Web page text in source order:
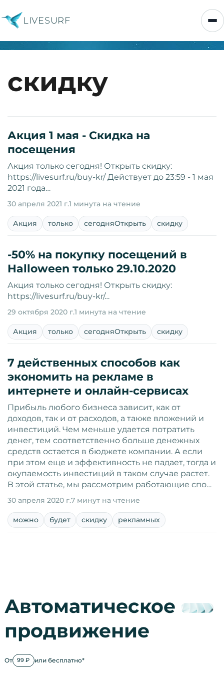
LIVESURF
скидку
Акция 1 мая - Скидка на
посещения
Акция только сегодня! Открыть скидку:
https://livesurf.ru/buy-kr/ Действует до 23:59 - 1 мая
2021 года…
30 апреля 2021 г.1 минута на чтение
Акция только сегодняОткрыть скидку
-50% на покупку посещений в
Halloween только 29.10.2020
Акция только сегодня! Открыть скидку:
https://livesurf.ru/buy-kr/…
29 октября 2020 г.1 минута на чтение
Акция только сегодняОткрыть скидку
7 действенных способов как
экономить на рекламе в
интернете и онлайн-сервисах
Прибыль любого бизнеса зависит, как от
доходов, так и от расходов, а также вложений и
инвестиций. Чем меньше удается потратить
денег, тем соответственно больше денежных
средств остается в бюджете компании. А если
при этом еще и эффективность не падает, тогда и
окупаемость инвестиций в таком случае растет.
В этой статье, мы рассмотрим работающие спо…
30 апреля 2020 г.7 минут на чтение
можно будет скидку рекламных
Автоматическое
продвижение
От 99 ₽ или бесплатно*